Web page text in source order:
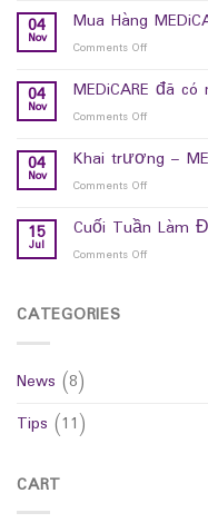
Chung
đồng
Tế
04
Nov
Mua Hàng
Comments Off
Hàng
04
Nov
MEDiCARE đã
Comments Off
đã
SENDO
04
Nov
Khai trương –
Comments Off
trương
15
Jul
Cuối Tuần Làm
Comments Off
CATEGORIES
News (8)
Tips (11)
CART